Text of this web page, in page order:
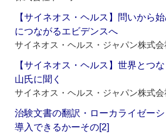
【サイネオス・ヘルス】問いから
につながるエビデンスへ
サイネオス・ヘルス・ジャパン株式会
【サイネオス・ヘルス】世界とつ
山氏に聞く
サイネオス・ヘルス・ジャパン株式会
治験文書の翻訳・ローカライゼー
導入できるかーその[2]